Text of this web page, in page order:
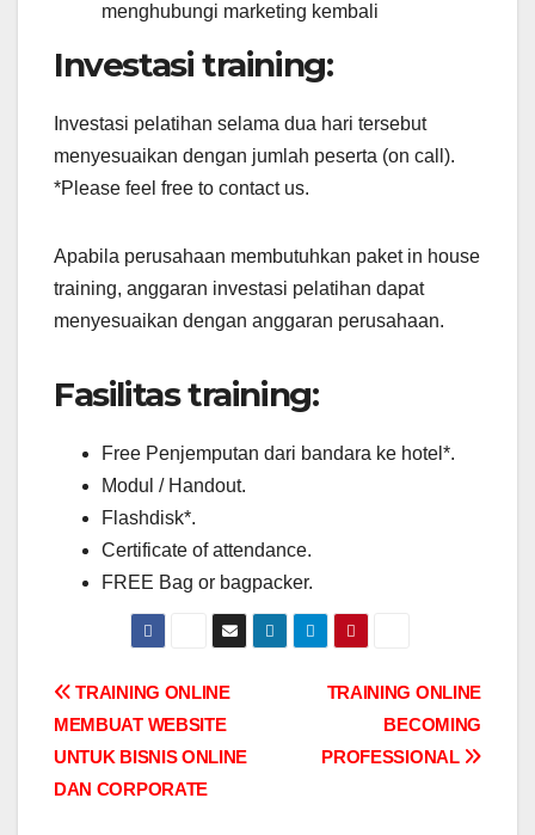
menghubungi marketing kembali
Investasi training:
Investasi pelatihan selama dua hari tersebut
menyesuaikan dengan jumlah peserta (on call).
*Please feel free to contact us.
Apabila perusahaan membutuhkan paket in house
training, anggaran investasi pelatihan dapat
menyesuaikan dengan anggaran perusahaan.
Fasilitas training:
Free Penjemputan dari bandara ke hotel*.
Modul / Handout.
Flashdisk*.
Certificate of attendance.
FREE Bag or bagpacker.
Post
navigation
TRAINING ONLINE
BECOMING
PROFESSIONAL
TRAINING ONLINE
MEMBUAT WEBSITE
UNTUK BISNIS ONLINE
DAN CORPORATE